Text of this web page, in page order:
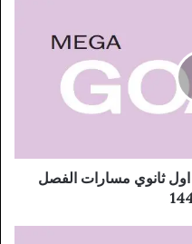
كتاب الانجليزي Mega Goal 1 اول ثانوي مسارات الفصل